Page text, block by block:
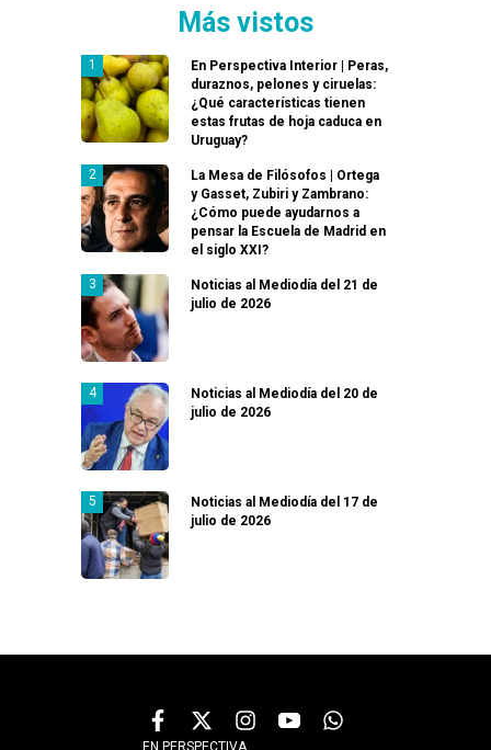
Más vistos
En Perspectiva Interior | Peras,
duraznos, pelones y ciruelas:
¿Qué características tienen
estas frutas de hoja caduca en
Uruguay?
La Mesa de Filósofos | Ortega
y Gasset, Zubiri y Zambrano:
¿Cómo puede ayudarnos a
pensar la Escuela de Madrid en
el siglo XXI?
Noticias al Mediodía del 21 de
julio de 2026
Noticias al Mediodía del 20 de
julio de 2026
Noticias al Mediodía del 17 de
julio de 2026
EN PERSPECTIVA